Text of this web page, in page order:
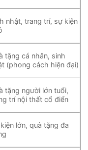
nhật, trang trí, sự kiện
tặng cá nhân, sinh
(phong cách hiện đại)
tặng người lớn tuổi,
trí nội thất cổ điển
lớn, quà tặng đa